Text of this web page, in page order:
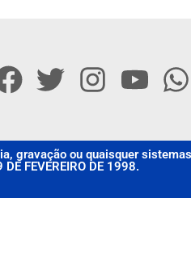
gravação ou quaisquer
FEVEREIRO DE 1998.